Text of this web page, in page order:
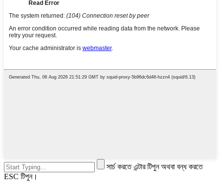
সার্চ করতে এন্টার টিপুন অথবা বন্ধ করতে
ESC টিপুন।